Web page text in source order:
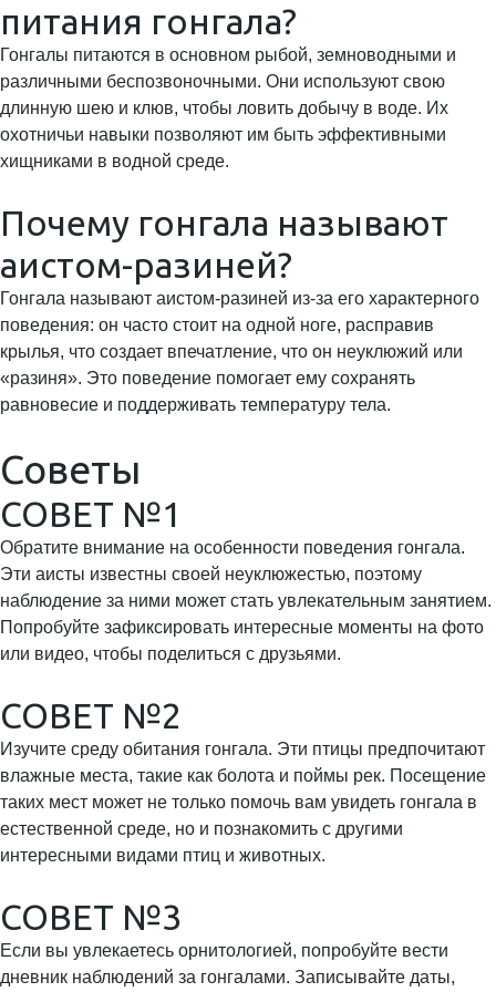
питания гонгала?
Гонгалы питаются в основном рыбой, земноводными и
различными беспозвоночными. Они используют свою
длинную шею и клюв, чтобы ловить добычу в воде. Их
охотничьи навыки позволяют им быть эффективными
хищниками в водной среде.
Почему гонгала называют
аистом-разиней?
Гонгала называют аистом-разиней из-за его характерного
поведения: он часто стоит на одной ноге, расправив
крылья, что создает впечатление, что он неуклюжий или
«разиня». Это поведение помогает ему сохранять
равновесие и поддерживать температуру тела.
Советы
СОВЕТ №1
Обратите внимание на особенности поведения гонгала.
Эти аисты известны своей неуклюжестью, поэтому
наблюдение за ними может стать увлекательным занятием.
Попробуйте зафиксировать интересные моменты на фото
или видео, чтобы поделиться с друзьями.
СОВЕТ №2
Изучите среду обитания гонгала. Эти птицы предпочитают
влажные места, такие как болота и поймы рек. Посещение
таких мест может не только помочь вам увидеть гонгала в
естественной среде, но и познакомить с другими
интересными видами птиц и животных.
СОВЕТ №3
Если вы увлекаетесь орнитологией, попробуйте вести
дневник наблюдений за гонгалами. Записывайте даты,